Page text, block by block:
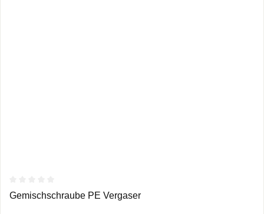
Durchschnittliche Bewertung von 0 von 5 Sternen
Gemischschraube PE Vergaser